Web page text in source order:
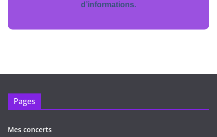
d’informations.
Pages
Mes concerts